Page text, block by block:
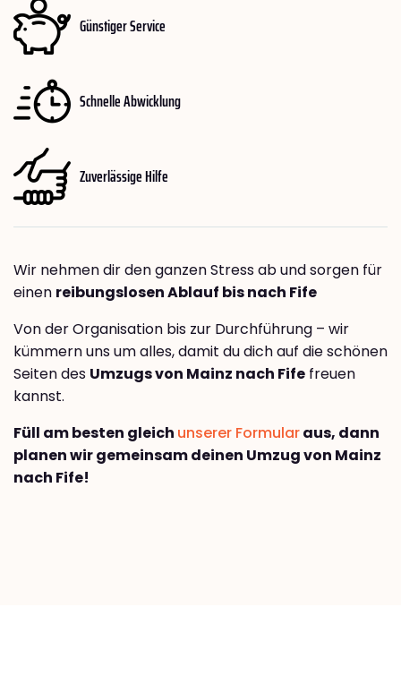
Günstiger Service
Schnelle Abwicklung
Zuverlässige Hilfe
Wir nehmen dir den ganzen Stress ab und sorgen für
einen reibungslosen Ablauf bis nach Fife
Von der Organisation bis zur Durchführung – wir
kümmern uns um alles, damit du dich auf die schönen
Seiten des Umzugs von Mainz nach Fife freuen
kannst.
Füll am besten gleich unserer Formularaus, dann
planen wir gemeinsam deinen Umzug von Mainz
nach Fife!